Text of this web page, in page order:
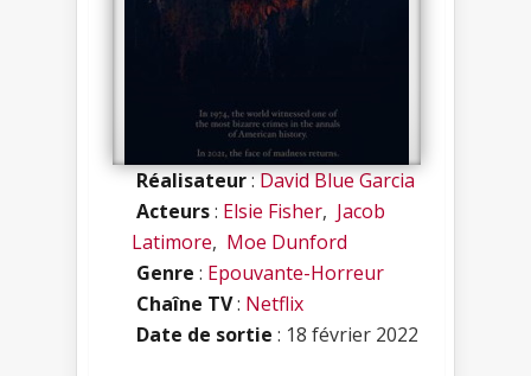
Réalisateur:David Blue Garcia
Acteurs: Elsie Fisher, Jacob
Latimore, Moe Dunford
Genre : Epouvante-Horreur
Chaîne TV: Netflix
Date de sortie : 18 février 2022